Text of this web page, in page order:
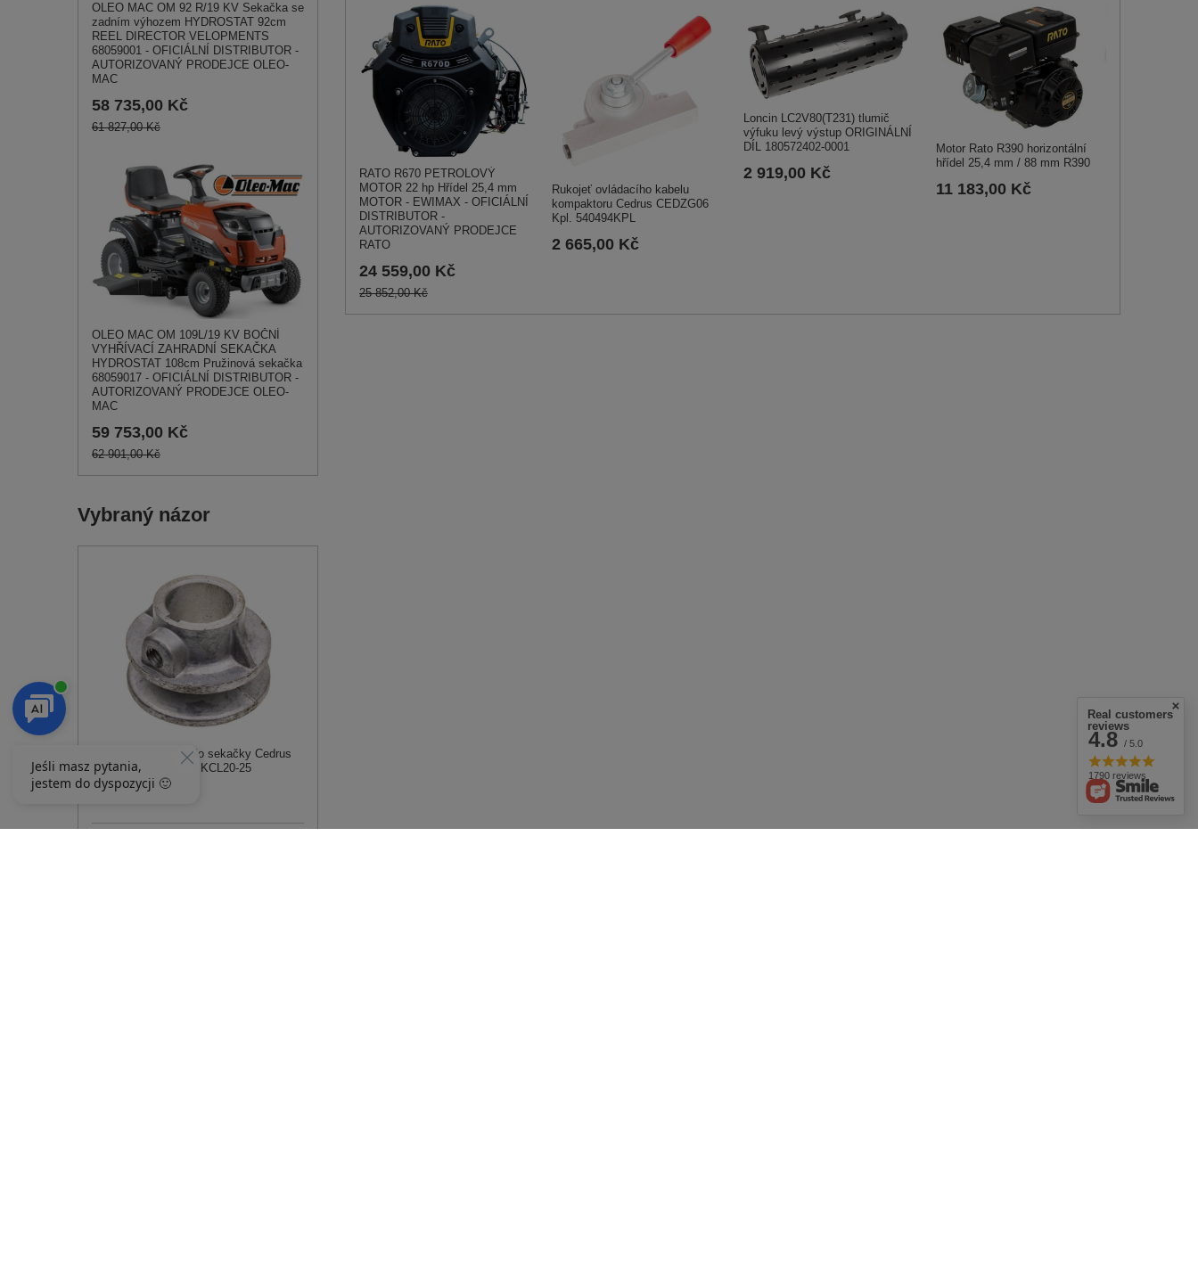
OLEO MAC OM 92 R/19 KV Sekačka se
zadním výhozem HYDROSTAT 92cm
REEL DIRECTOR VELOPMENTS
68059001 - OFICIÁLNÍ DISTRIBUTOR -
AUTORIZOVANÝ PRODEJCE OLEO-
MAC
58 735,00 Kč
61 827,00 Kč
OLEO MAC OM 109L/19 KV BOČNÍ
VYHŘÍVACÍ ZAHRADNÍ SEKAČKA
HYDROSTAT 108cm Pružinová sekačka
68059017 - OFICIÁLNÍ DISTRIBUTOR -
AUTORIZOVANÝ PRODEJCE OLEO-
MAC
59 753,00 Kč
62 901,00 Kč
Vybraný názor
Řemenové hnací kolo sekačky Cedrus
KCL18SP;KCL20SP KCL20-25
157,00 Kč
RATO R670 PETROLOVÝ
MOTOR 22 hp Hřídel 25,4 mm
MOTOR - EWIMAX - OFICIÁLNÍ
DISTRIBUTOR -
AUTORIZOVANÝ PRODEJCE
RATO
24 559,00 Kč
25 852,00 Kč
Rukojeť ovládacího kabelu
kompaktoru Cedrus CEDZG06
Kpl. 540494KPL
2 665,00 Kč
Loncin LC2V80(T231) tlumič
výfuku levý výstup ORIGINÁLNÍ
DÍL 180572402-0001
2 919,00 Kč
Motor Rato R390 horizontální
hřídel 25,4 mm / 88 mm R390
11 183,00 Kč
Real customers
reviews
4.8 / 5.0
1790 reviews